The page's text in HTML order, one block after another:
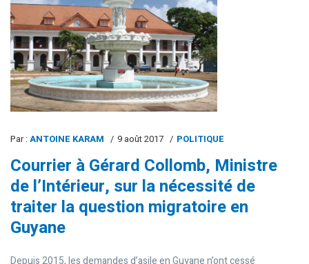
Par :ANTOINE KARAM 9 août 2017 POLITIQUE
Courrier à Gérard Collomb, Ministre
de l’Intérieur, sur la nécessité de
traiter la question migratoire en
Guyane
Depuis 2015, les demandes d’asile en Guyane n’ont cessé